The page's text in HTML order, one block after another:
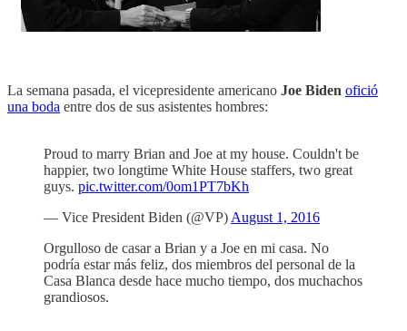
La semana pasada, el vicepresidente americano Joe Biden ofició
una boda entre dos de sus asistentes hombres:
Proud to marry Brian and Joe at my house. Couldn't be
happier, two longtime White House staffers, two great
guys. pic.twitter.com/0om1PT7bKh
— Vice President Biden (@VP) August 1, 2016
Orgulloso de casar a Brian y a Joe en mi casa. No
podría estar más feliz, dos miembros del personal de la
Casa Blanca desde hace mucho tiempo, dos muchachos
grandiosos.